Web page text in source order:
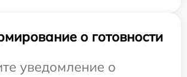
о готовности
уведомление о